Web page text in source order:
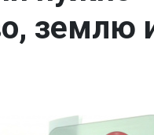
землю